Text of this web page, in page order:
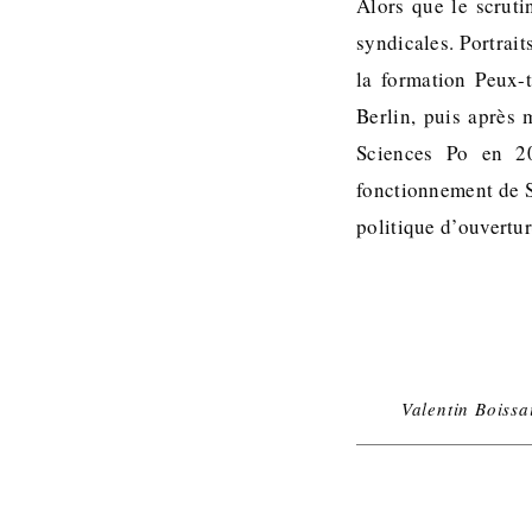
syndicales.
la formation
Berlin, puis après
Sciences Po en
fonctionnement de
politique
Valentin